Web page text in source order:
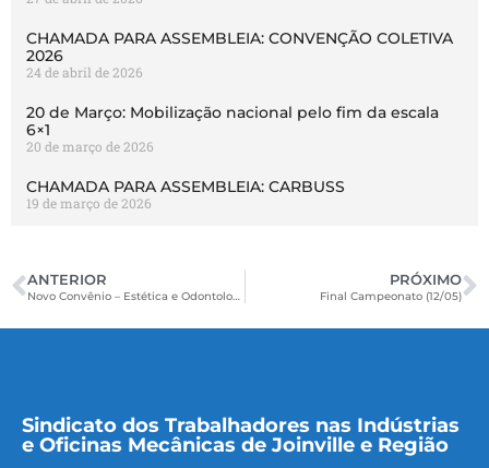
CHAMADA PARA ASSEMBLEIA: CONVENÇÃO COLETIVA
2026
24 de abril de 2026
20 de Março: Mobilização nacional pelo fim da escala
6×1
20 de março de 2026
CHAMADA PARA ASSEMBLEIA: CARBUSS
19 de março de 2026
ANTERIOR
Novo Convênio – Estética e Odontologia em SBS
PRÓXIMO
Final Campeonato (12/05)
Sindicato dos Trabalhadores nas Indústrias
e Oficinas Mecânicas de Joinville e Região